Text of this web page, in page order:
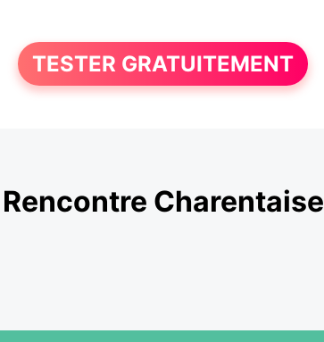
TESTER GRATUITEMENT
Rencontre Charentaise